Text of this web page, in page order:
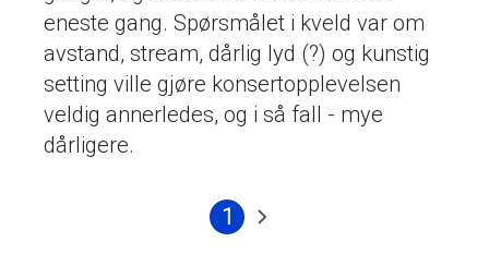
eneste gang. Spørsmålet i kveld var om
avstand, stream, dårlig lyd (?) og kunstig
setting ville gjøre konsertopplevelsen
veldig annerledes, og i så fall - mye
dårligere.
Nåværende
1
Neste